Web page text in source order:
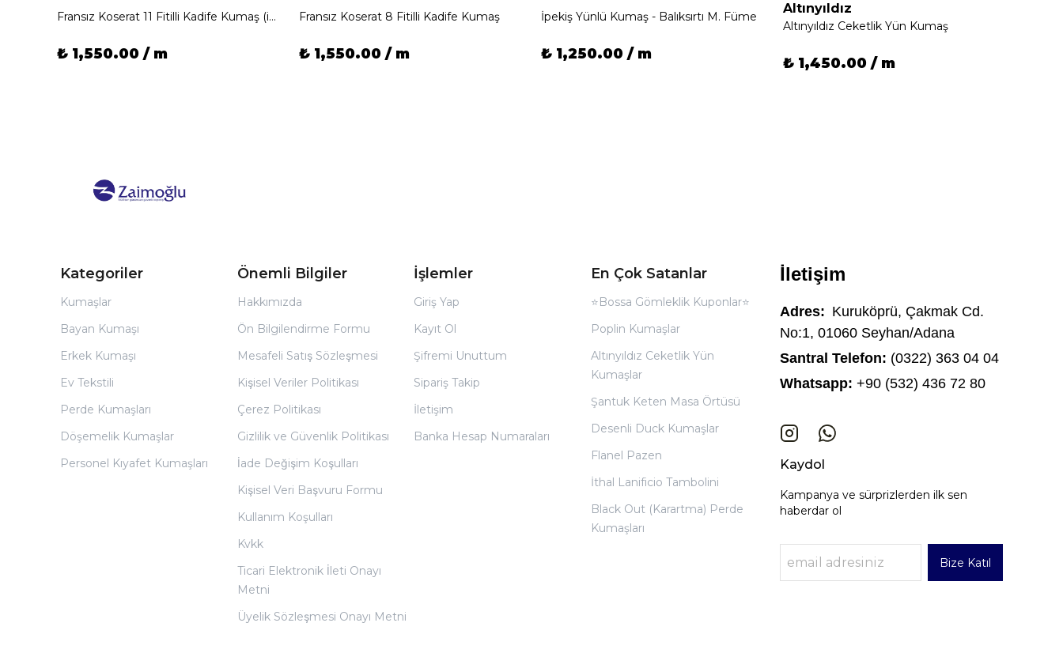
Fransız Koserat 11 Fitilli Kadife Kumaş (ince fitilli)
₺ 1,550.00 / m
Fransız Koserat 8 Fitilli Kadife Kumaş
₺ 1,550.00 / m
İpekiş Yünlü Kumaş - Balıksırtı M. Füme
₺ 1,250.00 / m
Altınyıldız
Altınyıldız Ceketlik Yün Kumaş
₺ 1,450.00 / m
Kategoriler
Kumaşlar
Bayan Kumaşı
Erkek Kumaşı
Ev Tekstili
Perde Kumaşları
Döşemelik Kumaşlar
Personel Kıyafet Kumaşları
Önemli Bilgiler
Hakkımızda
Ön Bilgilendirme Formu
Mesafeli Satış Sözleşmesi
Kişisel Veriler Politikası
Çerez Politikası
Gizlilik ve Güvenlik Politikası
İade Değişim Koşulları
Kişisel Veri Başvuru Formu
Kullanım Koşulları
Kvkk
Ticari Elektronik İleti Onayı
Metni
Üyelik Sözleşmesi Onayı Metni
İşlemler
Giriş Yap
Kayıt Ol
Şifremi Unuttum
Sipariş Takip
İletişim
Banka Hesap Numaraları
En Çok Satanlar
⭐Bossa Gömleklik Kuponlar⭐
Poplin Kumaşlar
Altınyıldız Ceketlik Yün
Kumaşlar
Şantuk Keten Masa Örtüsü
Desenli Duck Kumaşlar
Flanel Pazen
İthal Lanificio Tambolini
Black Out (Karartma) Perde
Kumaşları
İletişim
Adres: Kuruköprü, Çakmak Cd.
No:1, 01060 Seyhan/Adana
Santral Telefon: (0322) 363 04 04
Whatsapp: +90 (532) 436 72 80
Kaydol
Kampanya ve sürprizlerden ilk sen
haberdar ol
Bize Katıl